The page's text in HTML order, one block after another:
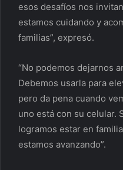
esos desafíos nos
estamos cuidando y
familias”, expresó.
“No podemos dejarnos
Debemos usarla para
pero da pena cuando
uno está con su celular.
logramos estar en
estamos avanzando”.